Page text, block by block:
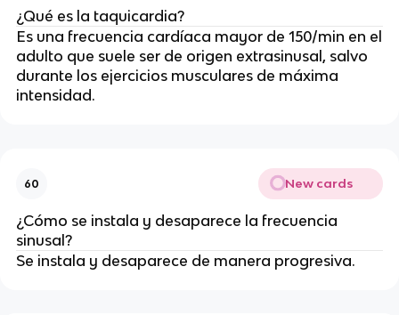
¿Qué es la taquicardia?
Es una frecuencia cardíaca mayor de 150/min en el
adulto que suele ser de origen extrasinusal, salvo
durante los ejercicios musculares de máxima
intensidad.
60 New cards
¿Cómo se instala y desaparece la frecuencia
sinusal?
Se instala y desaparece de manera progresiva.